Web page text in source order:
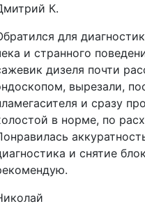
К.
для
и странного
дизеля почти
вырезали,
и сразу
в норме, по
и снятие